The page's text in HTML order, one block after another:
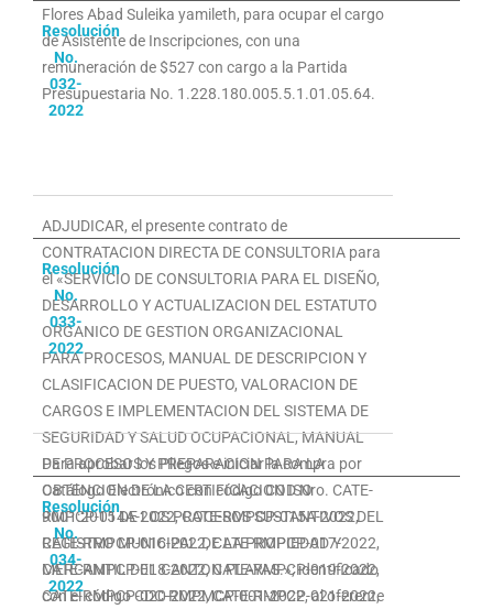
Flores Abad Suleika yamileth, para ocupar el cargo
de Asistente de Inscripciones, con una
remuneración de $527 con cargo a la Partida
Presupuestaria No. 1.228.180.005.5.1.01.05.64.
Resolución
No.
032-
2022
ADJUDICAR, el presente contrato de
CONTRATACION DIRECTA DE CONSULTORIA para
el «SERVICIO DE CONSULTORIA PARA EL DISEÑO,
DESARROLLO Y ACTUALIZACION DEL ESTATUTO
ORGANICO DE GESTION ORGANIZACIONAL
PARA PROCESOS, MANUAL DE DESCRIPCION Y
CLASIFICACION DE PUESTO, VALORACION DE
CARGOS E IMPLEMENTACION DEL SISTEMA DE
SEGURIDAD Y SALUD OCUPACIONAL, MANUAL
DE PROCESOS Y PREPARACION PARA LA
OBTENCION DE LA CERTIFICACION ISO
9001:2015 DE LOS PROCESOS SUSTANTIVOS DEL
REGISTRO MUNICIPAL DE LA PROPIEDAD Y
MERCANTIL DEL CANTON PLAYAS.»; identificado
con el código CDC-RMPMCP-001-2022, al oferente
Resolución
No.
033-
2022
Para aprobar los Pliegos e iniciar la compra por
Catálogo Electrónico con código COD Nro. CATE-
RMPCP-014A-2022, CATE-RMPCP-015A-2022,
CATE-RMPCP-016-2022, CATE-RMPCP-017-2022,
CATE-RMPCP-018-2022, CATE-RMPCP-019-2022,
CATE-RMPCP-020-2022, CATE-RMPCP-021-2022,
Resolución
No.
034-
2022